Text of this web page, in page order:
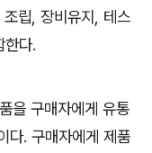
조립 장비유지 테스
한다.
을 구매자에게 유통
다. 구매자에게 제품